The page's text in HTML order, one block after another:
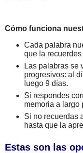
Cómo funciona
Cada palabra
que la
Las palabras se
progresivos: al
luego 9 días.
Si respondes
memoria a largo
Si no recuerdas
hasta que la
Estas son las